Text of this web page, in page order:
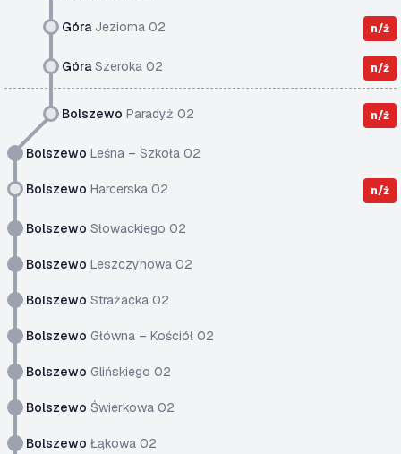
GóraJeziorna 02 n/ż
GóraSzeroka 02 n/ż
Bolszewo Paradyż 02 n/ż
Bolszewo Leśna – Szkoła 02
Bolszewo Harcerska 02 n/ż
Bolszewo Słowackiego 02
Bolszewo Leszczynowa 02
Bolszewo Strażacka 02
Bolszewo Główna – Kościół 02
Bolszewo Glińskiego 02
Bolszewo Świerkowa 02
Bolszewo Łąkowa 02